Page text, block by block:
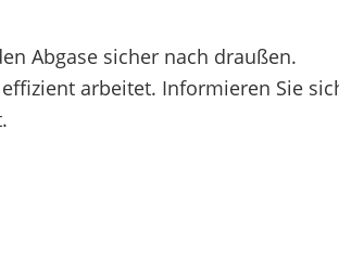
Abgase sicher nach draußen.
arbeitet. Informieren Sie